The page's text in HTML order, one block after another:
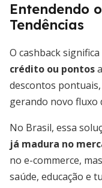
Entendendo
Tendências
O cashback significa
crédito ou pontos
descontos
gerando novo fluxo
No Brasil, essa
já madura no
no e-commerce,
saúde, educação e